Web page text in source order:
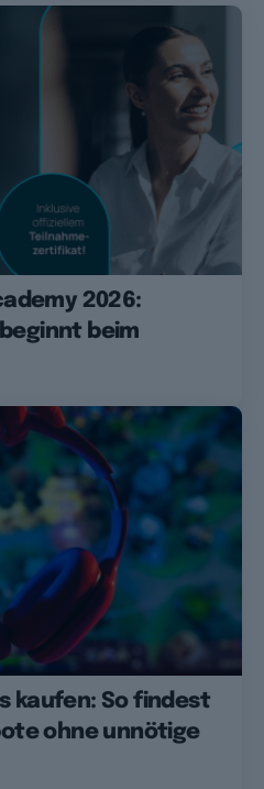
2026:
beim
kaufen: So findest
ohne unnötige